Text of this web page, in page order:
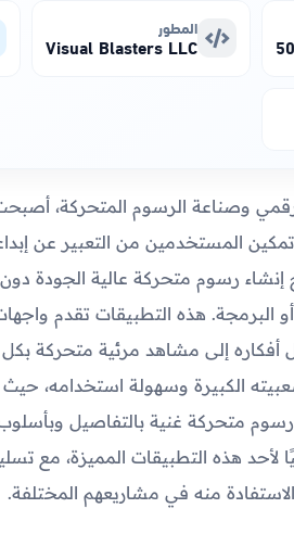
المطور
Visual Blasters LLC
وصناعة الرسوم المتحركة،
المستخدمين من التعبير عن
إنشاء رسوم متحركة عالية الجودة
البرمجة. هذه التطبيقات تقدم
إلى مشاهد مرئية متحركة
الكبيرة وسهولة استخدامه،
رسوم متحركة غنية بالتفاصيل
لأحد هذه التطبيقات المميزة، مع
منه في مشاريعهم المختلفة.